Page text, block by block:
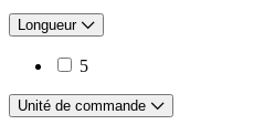
Longueur
5
Unité de commande